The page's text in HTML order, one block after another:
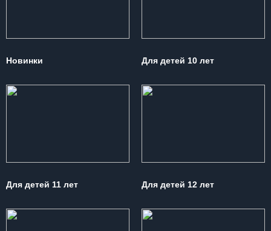
Новинки Для детей 10 лет
Для детей 11 лет Для детей 12 лет